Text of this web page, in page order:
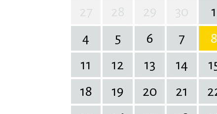
1
4
5 6 7 8
11
12 13 14
18
19 20 21